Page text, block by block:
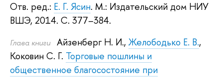
Отв. ред.: Е. Г. Ясин. М.: Издательский дом НИУ
ВШЭ, 2014. С. 377–384.
Глава книги Айзенберг Н. И., Желободько Е. В.,
Коковин С. Г. Торговые пошлины и
общественное благосостояние при